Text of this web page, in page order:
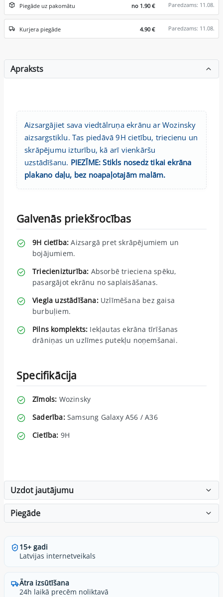
Piegāde uz pakomātu no 1.90 € Paredzams: 11.08.
Kurjera piegāde 4.90 € Paredzams: 11.08.
Apraksts
Aizsargājiet sava viedtālruņa ekrānu ar Wozinsky
aizsargstiklu. Tas piedāvā 9H cietību, triecienu un
skrāpējumu izturību, kā arī vienkāršu
uzstādīšanu. PIEZĪME: Stikls nosedz tikai ekrāna
plakano daļu, bez noapaļotajām malām.
Galvenās priekšrocības
9H cietība: Aizsargā pret skrāpējumiem un
bojājumiem.
Triecienizturība: Absorbē trieciena spēku,
pasargājot ekrānu no saplaisāšanas.
Viegla uzstādīšana:Uzlīmēšana bez gaisa
burbuļiem.
Pilns komplekts: Iekļautas ekrāna tīrīšanas
drāniņas un uzlīmes putekļu noņemšanai.
Specifikācija
Zīmols: Wozinsky
Saderība:Samsung Galaxy A56 / A36
Cietība: 9H
Uzdot jautājumu
Piegāde
15+ gadi
Latvijas internetveikals
Ātra izsūtīšana
24h laikā precēm noliktavā